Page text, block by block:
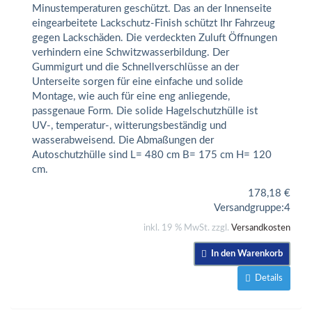
Minustemperaturen geschützt. Das an der Innenseite
eingearbeitete Lackschutz-Finish schützt Ihr Fahrzeug
gegen Lackschäden. Die verdeckten Zuluft Öffnungen
verhindern eine Schwitzwasserbildung. Der
Gummigurt und die Schnellverschlüsse an der
Unterseite sorgen für eine einfache und solide
Montage, wie auch für eine eng anliegende,
passgenaue Form. Die solide Hagelschutzhülle ist
UV-, temperatur-, witterungsbeständig und
wasserabweisend. Die Abmaßungen der
Autoschutzhülle sind L= 480 cm B= 175 cm H= 120
cm.
178,18 €
Versandgruppe:4
inkl. 19 % MwSt. zzgl. Versandkosten
In den Warenkorb
Details